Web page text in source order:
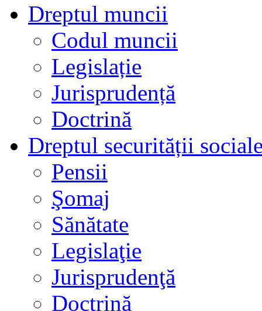
Dreptul muncii
Codul muncii
Legislație
Jurisprudență
Doctrină
Dreptul securității
Pensii
Şomaj
Sănătate
Legislaţie
Jurisprudenţă
Doctrină